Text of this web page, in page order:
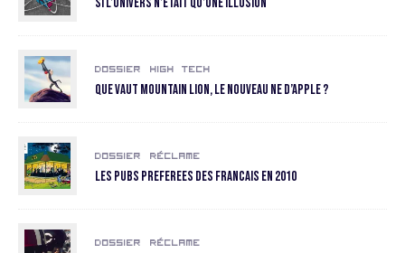
Dossier High Tech
Que vaut Mountain Lion, le nouveau ne d’Apple ?
Dossier Réclame
Les pubs preferees des Francais en 2010
Dossier Réclame